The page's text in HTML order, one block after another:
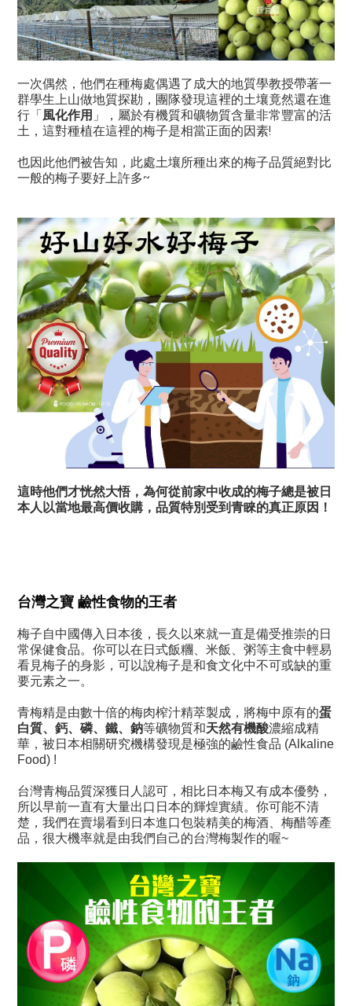
一次偶然，他們在種梅處偶遇了成大的地質學教授帶著一
群學生上山做地質探勘，團隊發現這裡的土壤竟然還在進
行「 風化作用 」，屬於有機質和礦物質含量非常豐富的活
土，這對種植在這裡的梅子是相當正面的因素!
也因此他們被告知，此處土壤所種出來的梅子品質絕對比
一般的梅子要好上許多~
這時他們才恍然大悟，為何從前家中收成的梅子總是被日
本人以當地最高價收購，品質特別受到青睞的真正原因！
台灣之寶 鹼性食物的王者
梅子自中國傳入日本後，長久以來就一直是備受推崇的日
常保健食品。 你可以在日式飯糰、米飯、粥等主食中輕易
看見梅子的身影，可以說梅子是和食文化中不可或缺的重
要元素之一。
青梅精是由數十倍的梅肉榨汁精萃製成，將梅中原有的蛋
白質、鈣、磷、鐵、鈉等礦物質和天然有機酸濃縮成精
華，被日本相關研究機構發現是極強的鹼性食品 (Alkaline
Food) !
台灣青梅品質深獲日人認可，相比日本梅又有成本優勢，
所以早前一直有大量出口日本的輝煌實績。你可能不清
楚，我們在賣場看到日本進口包裝精美的梅酒、梅醋等產
品，很大機率就是由我們自己的台灣梅製作的喔~